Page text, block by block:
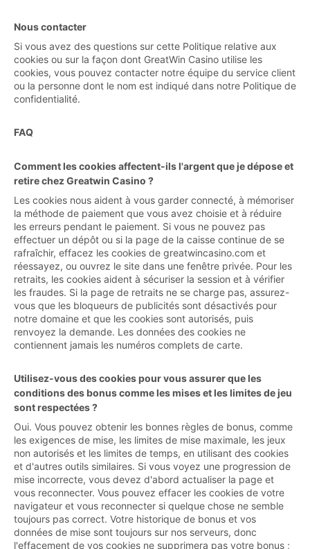
Nous contacter
Si vous avez des questions sur cette Politique relative aux
cookies ou sur la façon dont GreatWin Casino utilise les
cookies, vous pouvez contacter notre équipe du service client
ou la personne dont le nom est indiqué dans notre Politique de
confidentialité.
FAQ
Comment les cookies affectent-ils l'argent que je dépose et
retire chez Greatwin Casino ?
Les cookies nous aident à vous garder connecté, à mémoriser
la méthode de paiement que vous avez choisie et à réduire
les erreurs pendant le paiement. Si vous ne pouvez pas
effectuer un dépôt ou si la page de la caisse continue de se
rafraîchir, effacez les cookies de greatwincasino.com et
réessayez, ou ouvrez le site dans une fenêtre privée. Pour les
retraits, les cookies aident à sécuriser la session et à vérifier
les fraudes. Si la page de retraits ne se charge pas, assurez-
vous que les bloqueurs de publicités sont désactivés pour
notre domaine et que les cookies sont autorisés, puis
renvoyez la demande. Les données des cookies ne
contiennent jamais les numéros complets de carte.
Utilisez-vous des cookies pour vous assurer que les
conditions des bonus comme les mises et les limites de jeu
sont respectées ?
Oui. Vous pouvez obtenir les bonnes règles de bonus, comme
les exigences de mise, les limites de mise maximale, les jeux
non autorisés et les limites de temps, en utilisant des cookies
et d'autres outils similaires. Si vous voyez une progression de
mise incorrecte, vous devez d'abord actualiser la page et
vous reconnecter. Vous pouvez effacer les cookies de votre
navigateur et vous reconnecter si quelque chose ne semble
toujours pas correct. Votre historique de bonus et vos
données de mise sont toujours sur nos serveurs, donc
l'effacement de vos cookies ne supprimera pas votre bonus ;